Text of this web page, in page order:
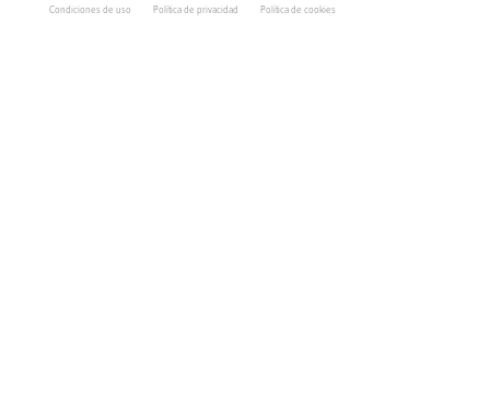
Condiciones de uso Política de privacidad Política de cookies